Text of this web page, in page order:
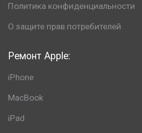
Ремонт Apple:
iPhone
MacBook
iPad
Политика конфиденциальности
О защите прав потребителей